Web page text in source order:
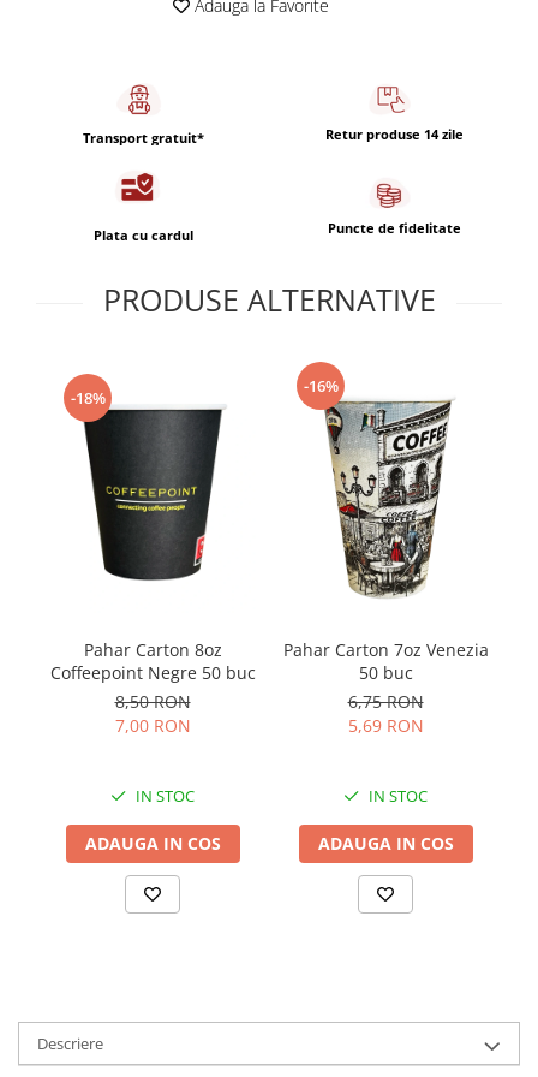
Adauga la Favorite
Transport gratuit* Retur produse 14 zile
Plata cu cardul Puncte de fidelitate
PRODUSE ALTERNATIVE
-18%
Pahar Carton 8oz
Coffeepoint Negre 50 buc
8,50 RON
7,00 RON
IN STOC
ADAUGA IN COS
-16%
Pahar Carton 7oz Venezia
50 buc
6,75 RON
5,69 RON
IN STOC
ADAUGA IN COS
Descriere